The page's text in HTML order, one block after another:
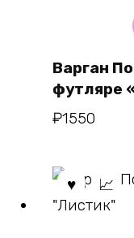
Варган
футляре
₽1550